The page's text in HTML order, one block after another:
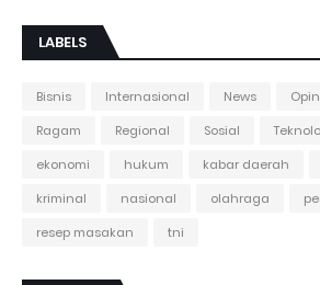
LABELS
Bisnis Internasional News
Ragam
Regional Sosial
ekonomi
hukum kabar daerah
kriminal
nasional olahraga
resep masakan
tni